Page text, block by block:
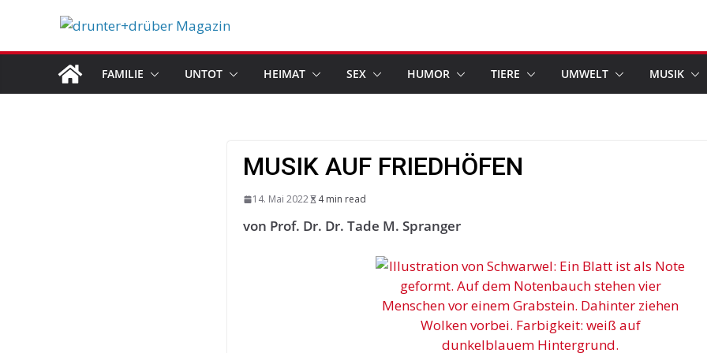
content
FAMILIE UNTOT HEIMAT SEX HUMOR TIERE UMWELT MUSIK
MUSIK AUF FRIEDHÖFEN
14. Mai 2022 4 min read
von Prof. Dr. Dr. Tade M. Spranger